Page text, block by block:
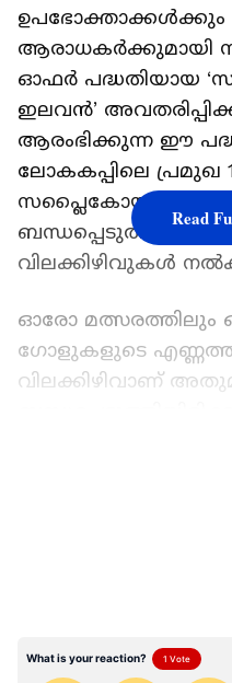
ആരാധകർക്കുമായി
ഓഫർ പദ്ധതിയായ
ഇലവൻ’
ആരംഭിക്കുന്ന ഈ
ലോകകപ്പിലെ പ്രമുഖ
സപ്ലൈകോയുടെ 11
ബന്ധപ്പെടുത്തി
വിലക്കിഴിവുകൾ
ഓരോ മത്സരത്തിലും
ഗോളുകളുടെ
വിലക്കിഴിവാണ്
Read